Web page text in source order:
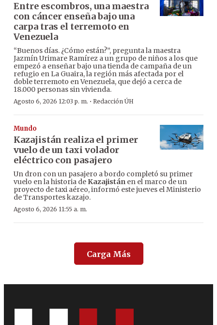
Entre escombros, una maestra
con cáncer enseña bajo una
carpa tras el terremoto en
Venezuela
“Buenos días. ¿Cómo están?”, pregunta la maestra
Jazmín Urimare Ramírez a un grupo de niños a los que
empezó a enseñar bajo una tienda de campaña de un
refugio en La Guaira, la región más afectada por el
doble terremoto en Venezuela, que dejó a cerca de
18.000 personas sin vivienda.
Agosto 6, 2026 12:03 p. m. · Redacción ÚH
Mundo
Kazajistán realiza el primer
vuelo de un taxi volador
eléctrico con pasajero
Un dron con un pasajero a bordo completó su primer
vuelo en la historia de Kazajistán en el marco de un
proyecto de taxi aéreo, informó este jueves el Ministerio
de Transportes kazajo.
Agosto 6, 2026 11:55 a. m.
Carga Más